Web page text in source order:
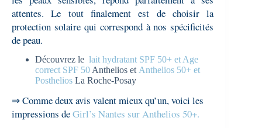
attentes. Le tout finalement est de choisir la
protection solaire qui correspond à nos spécificités
de peau.
Découvrez le lait hydratant SPF 50+ et Age
correct SPF 50 Anthelios et Anthelios 50+ et
Posthelios La Roche-Posay
⇒ Comme deux avis valent mieux qu’un, voici les
impressions deGirl’s Nantes sur Anthelios 50+.